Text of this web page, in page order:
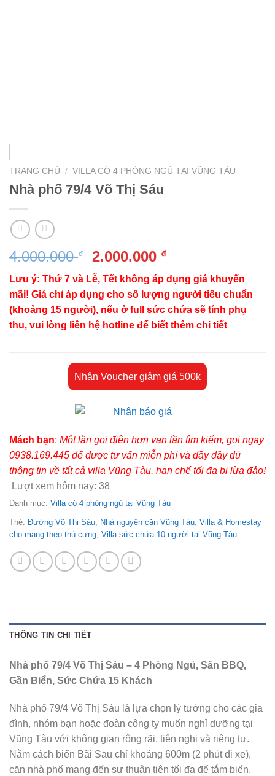
TRANG CHỦ / VILLA CÓ 4 PHÒNG NGỦ TẠI VŨNG TÀU
Nhà phố 79/4 Võ Thị Sáu
4.000.000₫
Giá
gốc
là:
4.000.000 ₫.
2.000.000 ₫Giá
tại
là:
2.000.000 ₫.
Lưu ý: Thứ 7 và Lễ, Tết không áp dụng giá khuyến
mãi! Giá chỉ áp dụng cho số lượng người tiêu chuẩn
(khoảng 15 người), nếu ở full sức chứa sẽ tính phụ
thu, vui lòng liên hệ hotline để biết thêm chi tiết
Nhận Voucher giảm giá 500k
Mách bạn: Một lần gọi điện hơn vạn lần tìm kiếm, gọi ngay
0938.169.445 để được tư vấn miễn phí và đầy đầy đủ
thông tin về tất cả villa Vũng Tàu, hạn chế tối đa bị lừa đảo!
Lượt xem hôm nay: 38
Danh mục: Villa có 4 phòng ngủ tại Vũng Tàu
Thẻ: Đường Võ Thị Sáu Nhà nguyên căn Vũng Tàu Villa & Homestay
cho mang theo thú cưng Villa sức chứa 10 người tại Vũng Tàu
THÔNG TIN CHI TIẾT
Nhà phố 79/4 Võ Thị Sáu – 4 Phòng Ngủ, Sân BBQ,
Gần Biển, Sức Chứa 15 Khách
Nhà phố 79/4 Võ Thị Sáu là lựa chọn lý tưởng cho các gia
đình, nhóm bạn hoặc đoàn công ty muốn nghỉ dưỡng tại
Vũng Tàu với không gian rộng rãi, tiện nghi và riêng tư.
Nằm cách biển Bãi Sau chỉ khoảng 600m (2 phút đi xe),
căn nhà phố mang đến sự thuận tiện tối đa để tắm biển,